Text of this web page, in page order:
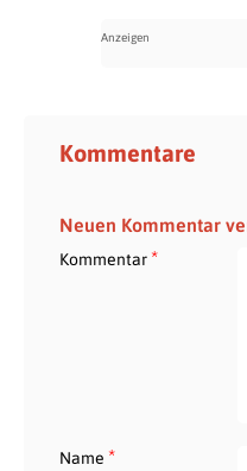
Kommentare
Neuen Kommentar
Kommentar*
Name *